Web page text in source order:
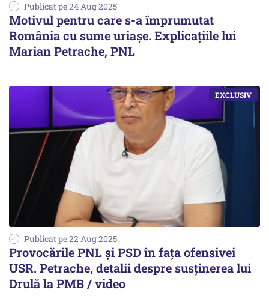
Publicat pe 24 Aug 2025
Motivul pentru care s-a împrumutat
România cu sume uriaşe. Explicaţiile lui
Marian Petrache, PNL
Publicat pe 22 Aug 2025
Provocările PNL și PSD în fața ofensivei
USR. Petrache, detalii despre susținerea lui
Drulă la PMB / video